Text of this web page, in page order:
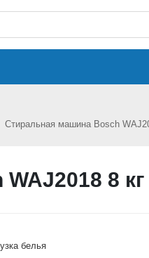
Стиральная машина Bosch
8
белья